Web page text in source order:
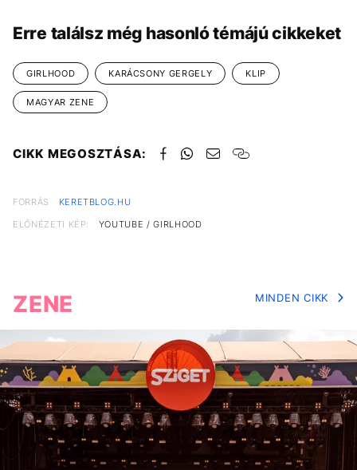
Erre találsz még hasonló témájú cikkeket
GIRLHOOD KARÁCSONY GERGELY KLIP
MAGYAR ZENE
CIKK MEGOSZTÁSA:
FORRÁS
KERETBLOG.HU
ELŐNÉZETI KÉP:
YOUTUBE / GIRLHOOD
ZENE MINDEN CIKK